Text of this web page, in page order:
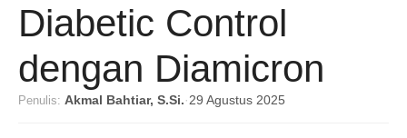
Diabetic Control
dengan Diamicron
Penulis: Akmal Bahtiar, S.Si. · 29 Agustus 2025